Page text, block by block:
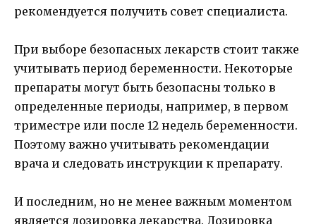
рекомендуется получить совет специалиста.
При выборе безопасных лекарств стоит также
учитывать период беременности. Некоторые
препараты могут быть безопасны только в
определенные периоды, например, в первом
триместре или после 12 недель беременности.
Поэтому важно учитывать рекомендации
врача и следовать инструкции к препарату.
И последним, но не менее важным моментом
является дозировка лекарства. Дозировка